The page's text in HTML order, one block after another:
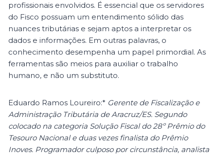
profissionais envolvidos. É essencial que os servidores
do Fisco possuam um entendimento sólido das
nuances tributárias e sejam aptos a interpretar os
dados e informações. Em outras palavras, o
conhecimento desempenha um papel primordial. As
ferramentas são meios para auxiliar o trabalho
humano, e não um substituto.
Eduardo Ramos Loureiro:* Gerente de Fiscalização e
Administração Tributária de Aracruz/ES. Segundo
colocado na categoria Solução Fiscal do 28º Prêmio do
Tesouro Nacional e duas vezes finalista do Prêmio
Inoves. Programador culposo por circunstância, analista